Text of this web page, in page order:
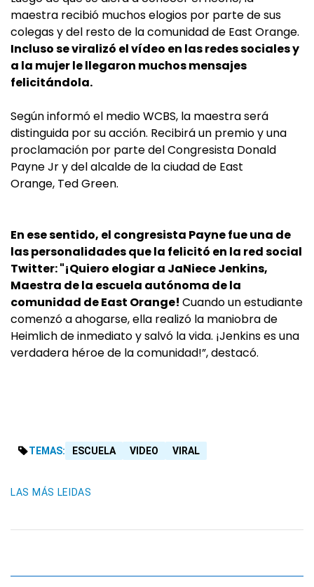
maestra recibió muchos elogios por parte de sus
colegas y del resto de la comunidad de East Orange.
Incluso se viralizó el vídeo en las redes sociales y
a la mujer le llegaron muchos mensajes
felicitándola.
Según informó el medio WCBS, la maestra será
distinguida por su acción. Recibirá un premio y una
proclamación por parte del Congresista Donald
Payne Jr y del alcalde de la ciudad de East
Orange, Ted Green.
En ese sentido, el congresista Payne fue una de
las personalidades que la felicitó en la red social
Twitter: "¡Quiero elogiar a JaNiece Jenkins,
Maestra de la escuela autónoma de la
comunidad de East Orange! Cuando un estudiante
comenzó a ahogarse, ella realizó la maniobra de
Heimlich de inmediato y salvó la vida. ¡Jenkins es una
verdadera héroe de la comunidad!”, destacó.
TEMAS: ESCUELA VIDEO VIRAL
LAS MÁS LEIDAS